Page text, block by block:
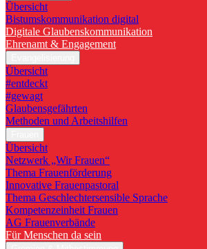
Übersicht
Bistumskommunikation digital
Digitale Glaubenskommunikation
Ehrenamt & Engagement
Übersicht
#entdeckt
#gewagt
Glaubensgefährten
Methoden und Arbeitshilfen
Übersicht
Netzwerk „Wir Frauen“
Thema Frauenförderung
Innovative Frauenpastoral
Thema Geschlechtersensible Sprache
Kompetenzeinheit Frauen
AG Frauenverbände
Für Menschen da sein